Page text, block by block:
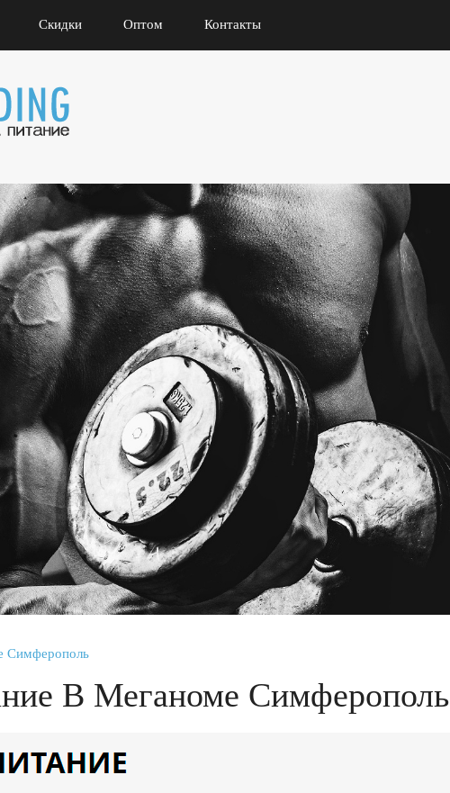
Скидки Оптом Контакты
Симферополь
В Меганоме Симферополь